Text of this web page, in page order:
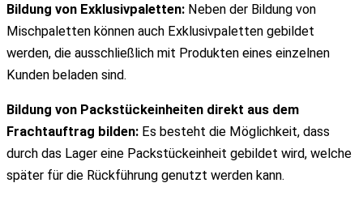
Bildung von Exklusivpaletten: Neben der Bildung von
Mischpaletten können auch Exklusivpaletten gebildet
werden, die ausschließlich mit Produkten eines einzelnen
Kunden beladen sind.
Bildung von Packstückeinheiten direkt aus dem
Frachtauftrag bilden: Es besteht die Möglichkeit, dass
durch das Lager eine Packstückeinheit gebildet wird, welche
später für die Rückführung genutzt werden kann.